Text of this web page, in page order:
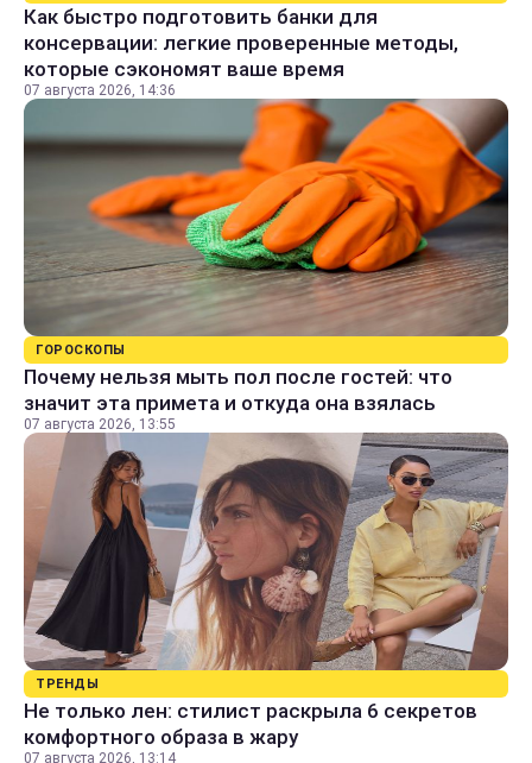
Как быстро подготовить банки для
консервации: легкие проверенные методы,
которые сэкономят ваше время
07 августа 2026, 14:36
ГОРОСКОПЫ
Почему нельзя мыть пол после гостей: что
значит эта примета и откуда она взялась
07 августа 2026, 13:55
ТРЕНДЫ
Не только лен: стилист раскрыла 6 секретов
комфортного образа в жару
07 августа 2026, 13:14